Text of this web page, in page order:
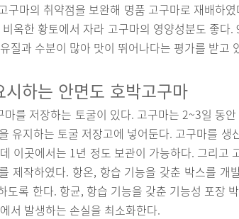
구마의 취약점을 보완해 명품 고구마로 재배하
옥한 황토에서 자라 고구마의 영양성분도 좋다.
질과 수분이 많아 맛이 뛰어나다는 평가를 받고
하는 안면도 호박고구마
를 저장하는 토굴이 있다. 고구마는 2~3일 동
유지하는 토굴 저장고에 넣어둔다. 고구마를 생
이곳에서는 1년 정도 보관이 가능하다. 그리고
제작하였다. 항온, 항습 기능을 갖춘 박스를 개
도록 한다. 항균, 항습 기능을 갖춘 기능성 포장
서 발생하는 손실을 최소화한다.